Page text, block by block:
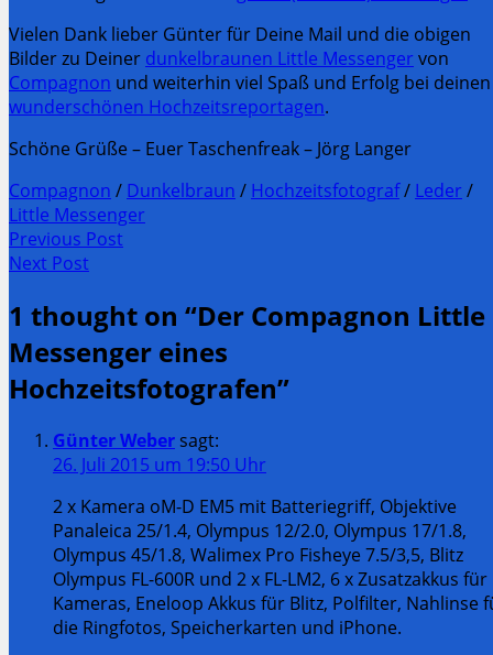
Vielen Dank lieber Günter für Deine Mail und die obigen
Bilder zu Deiner dunkelbraunen Little Messenger von
Compagnon und weiterhin viel Spaß und Erfolg bei deinen
wunderschönen Hochzeitsreportagen.
Schöne Grüße – Euer Taschenfreak – Jörg Langer
Compagnon / Dunkelbraun / Hochzeitsfotograf/ Leder /
Little Messenger
Post
navigation
Previous Post
Previous
Next Post
Post:
1 thought on “Der Compagnon Little
Messenger eines
Hochzeitsfotografen”
Günter Webersagt:
26. Juli 2015 um 19:50 Uhr
2 x Kamera oM-D EM5 mit Batteriegriff, Objektive
Panaleica 25/1.4, Olympus 12/2.0, Olympus 17/1.8,
Olympus 45/1.8, Walimex Pro Fisheye 7.5/3,5, Blitz
Olympus FL-600R und 2 x FL-LM2, 6 x Zusatzakkus für
Kameras, Eneloop Akkus für Blitz, Polfilter, Nahlinse
die Ringfotos, Speicherkarten und iPhone.